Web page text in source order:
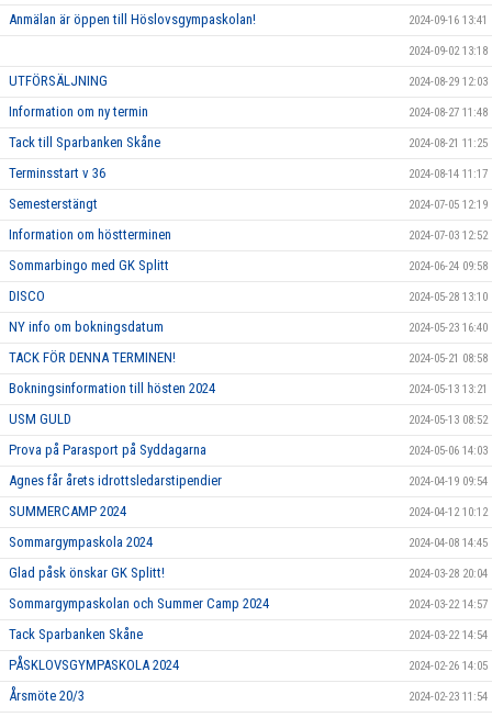
Anmälan är öppen till Höslovsgympaskolan! 2024-09-16 13:41
2024-09-02 13:18
UTFÖRSÄLJNING 2024-08-29 12:03
Information om ny termin 2024-08-27 11:48
Tack till Sparbanken Skåne 2024-08-21 11:25
Terminsstart v 36 2024-08-14 11:17
Semesterstängt 2024-07-05 12:19
Information om höstterminen 2024-07-03 12:52
Sommarbingo med GK Splitt 2024-06-24 09:58
DISCO 2024-05-28 13:10
NY info om bokningsdatum 2024-05-23 16:40
TACK FÖR DENNA TERMINEN! 2024-05-21 08:58
Bokningsinformation till hösten 2024 2024-05-13 13:21
USM GULD 2024-05-13 08:52
Prova på Parasport på Syddagarna 2024-05-06 14:03
Agnes får årets idrottsledarstipendier 2024-04-19 09:54
SUMMERCAMP 2024 2024-04-12 10:12
Sommargympaskola 2024 2024-04-08 14:45
Glad påsk önskar GK Splitt! 2024-03-28 20:04
Sommargympaskolan och Summer Camp 2024 2024-03-22 14:57
Tack Sparbanken Skåne 2024-03-22 14:54
PÅSKLOVSGYMPASKOLA 2024 2024-02-26 14:05
Årsmöte 20/3 2024-02-23 11:54